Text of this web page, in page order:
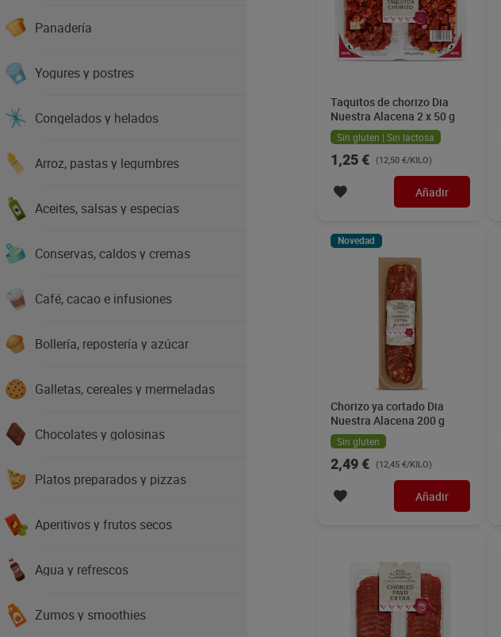
Panadería
Yogures y postres
Congelados y helados
Arroz, pastas y legumbres
Aceites, salsas y especias
Conservas, caldos y cremas
Café, cacao e infusiones
Bollería, repostería y azúcar
Galletas, cereales y mermeladas
Chocolates y golosinas
Platos preparados y pizzas
Aperitivos y frutos secos
Agua y refrescos
Zumos y smoothies
Taquitos de chorizo Dia
Nuestra Alacena 2 x 50 g
Sin gluten | Sin lactosa
1,25 € (12,50 €/KILO)
Añadir
Novedad
Chorizo ya cortado Dia
Nuestra Alacena 200 g
Sin gluten
2,49 € (12,45 €/KILO)
Añadir